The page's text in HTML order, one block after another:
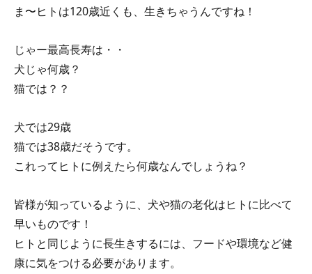
ま〜ヒトは120歳近くも、生きちゃうんですね！
じゃー最高長寿は・・
犬じゃ何歳？
猫では？？
犬では29歳
猫では38歳だそうです。
これってヒトに例えたら何歳なんでしょうね？
皆様が知っているように、犬や猫の老化はヒトに比べて
早いものです！
ヒトと同じように長生きするには、フードや環境など健
康に気をつける必要があります。